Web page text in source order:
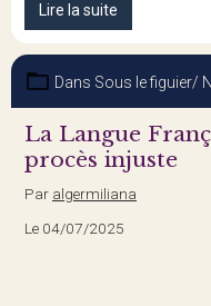
Lire la suite
Dans Sous le figuier/
La Langue
procès injuste
Par algermiliana
Le 04/07/2025